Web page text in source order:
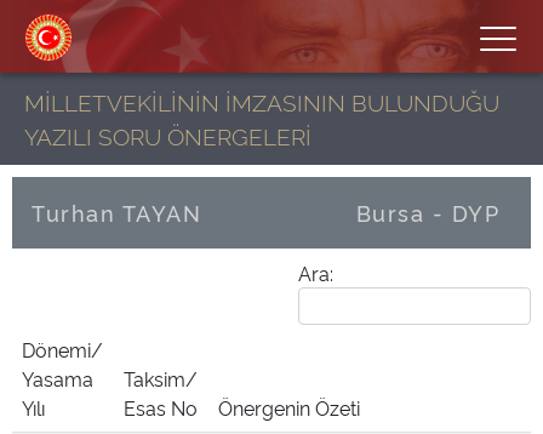
MİLLETVEKİLİNİN İMZASININ BULUNDUĞU
YAZILI SORU ÖNERGELERİ
Turhan TAYAN Bursa - DYP
Ara:
Dönemi/
Yasama
Yılı
Taksim/
Esas No
Önergenin Özeti